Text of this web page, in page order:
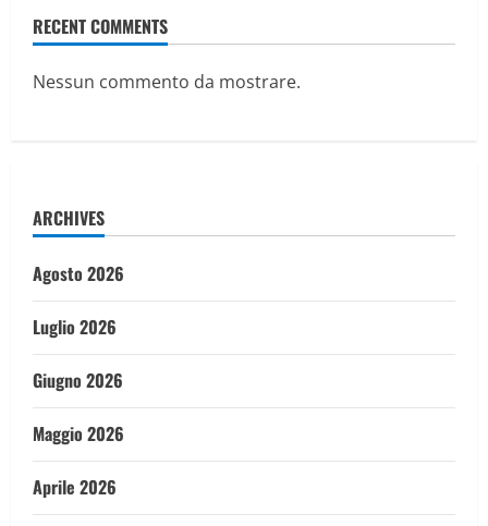
RECENT COMMENTS
Nessun commento da mostrare.
ARCHIVES
Agosto 2026
Luglio 2026
Giugno 2026
Maggio 2026
Aprile 2026